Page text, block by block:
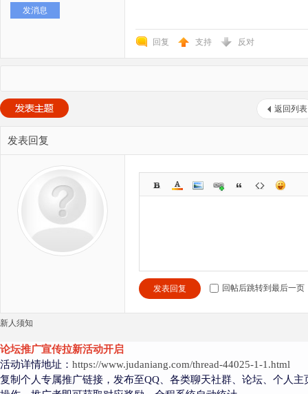
发消息
回复 支持 反对
返回列表
发表回复
发表回复 回帖后跳转到最后一页
新人须知
论坛推广宣传拉新活动开启
活动详情地址： https://www.judaniang.com/thread-44025-1-1.html
复制个人专属推广链接，发布至QQ、各类聊天社群、论坛、个人